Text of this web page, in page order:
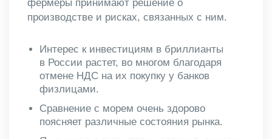
фермеры принимают решение о
производстве и рисках, связанных с ним.
Интерес к инвестициям в бриллианты
в России растет, во многом благодаря
отмене НДС на их покупку у банков
физлицами.
Сравнение с морем очень здорово
поясняет различные состояния рынка.